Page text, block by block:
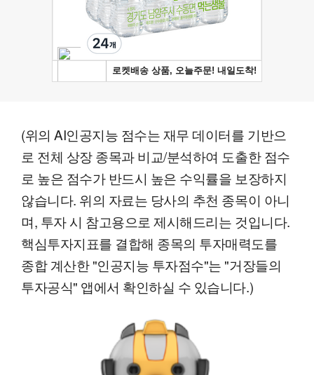
(위의 AI인공지능 점수는 재무 데이터를 기반으
로 전체 상장 종목과 비교/분석하여 도출한 점수
로 높은 점수가 반드시 높은 수익률을 보장하지
않습니다. 위의 자료는 당사의 추천 종목이 아니
며, 투자 시 참고용으로 제시해드리는 것입니다.
핵심투자지표를 결합해 종목의 투자매력도를
종합 계산한 "인공지능 투자점수"는 "거장들의
투자공식" 앱에서 확인하실 수 있습니다.)